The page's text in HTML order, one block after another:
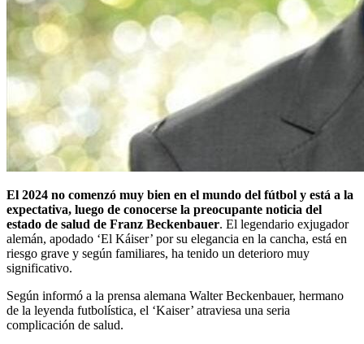
El 2024 no comenzó muy bien en el mundo del fútbol y está a la
expectativa, luego de conocerse la preocupante noticia del
estado de salud de Franz Beckenbauer. El legendario exjugador
alemán, apodado ‘El Káiser’ por su elegancia en la cancha, está en
riesgo grave y según familiares, ha tenido un deterioro muy
significativo.
Según informó a la prensa alemana Walter Beckenbauer, hermano
de la leyenda futbolística, el ‘Kaiser’ atraviesa una seria
complicación de salud.